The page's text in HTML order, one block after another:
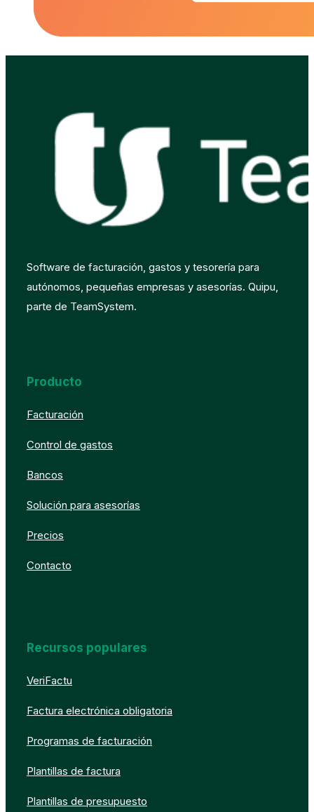
Software de facturación, gastos y tesorería para
autónomos, pequeñas empresas y asesorías. Quipu,
parte de TeamSystem.
Producto
Facturación
Control de gastos
Bancos
Solución para asesorías
Precios
Contacto
Recursos populares
VeriFactu
Factura electrónica obligatoria
Programas de facturación
Plantillas de factura
Plantillas de presupuesto